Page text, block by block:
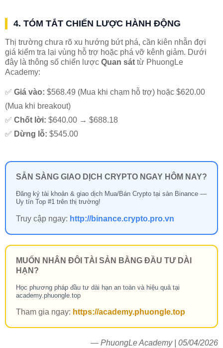
4. TÓM TẮT CHIẾN LƯỢC HÀNH ĐỘNG
Thị trường chưa rõ xu hướng bứt phá, cần kiên nhẫn đợi
giá kiểm tra lại vùng hỗ trợ hoặc phá vỡ kênh giảm. Dưới
đây là thông số chiến lược Quan sát từ PhuongLe
Academy:
✅ Giá vào: $568.49 (Mua khi chạm hỗ trợ) hoặc $620.00
(Mua khi breakout)
✅ Chốt lời: $640.00 → $688.18
✅ Dừng lỗ: $545.00
SẴN SÀNG GIAO DỊCH CRYPTO NGAY HÔM NAY?
Đăng ký tài khoản & giao dịch Mua/Bán Crypto tại sàn Binance —
Uy tín Top #1 trên thị trường!
Truy cập ngay: http://binance.crypto.pro.vn
MUỐN NHÂN ĐÔI TÀI SẢN BẰNG ĐẦU TƯ DÀI
HẠN?
Học phương pháp đầu tư dài hạn an toàn và hiệu quả tại
academy.phuongle.top
Tham gia ngay: https://academy.phuongle.top
— PhuongLe Academy | 05/04/2026